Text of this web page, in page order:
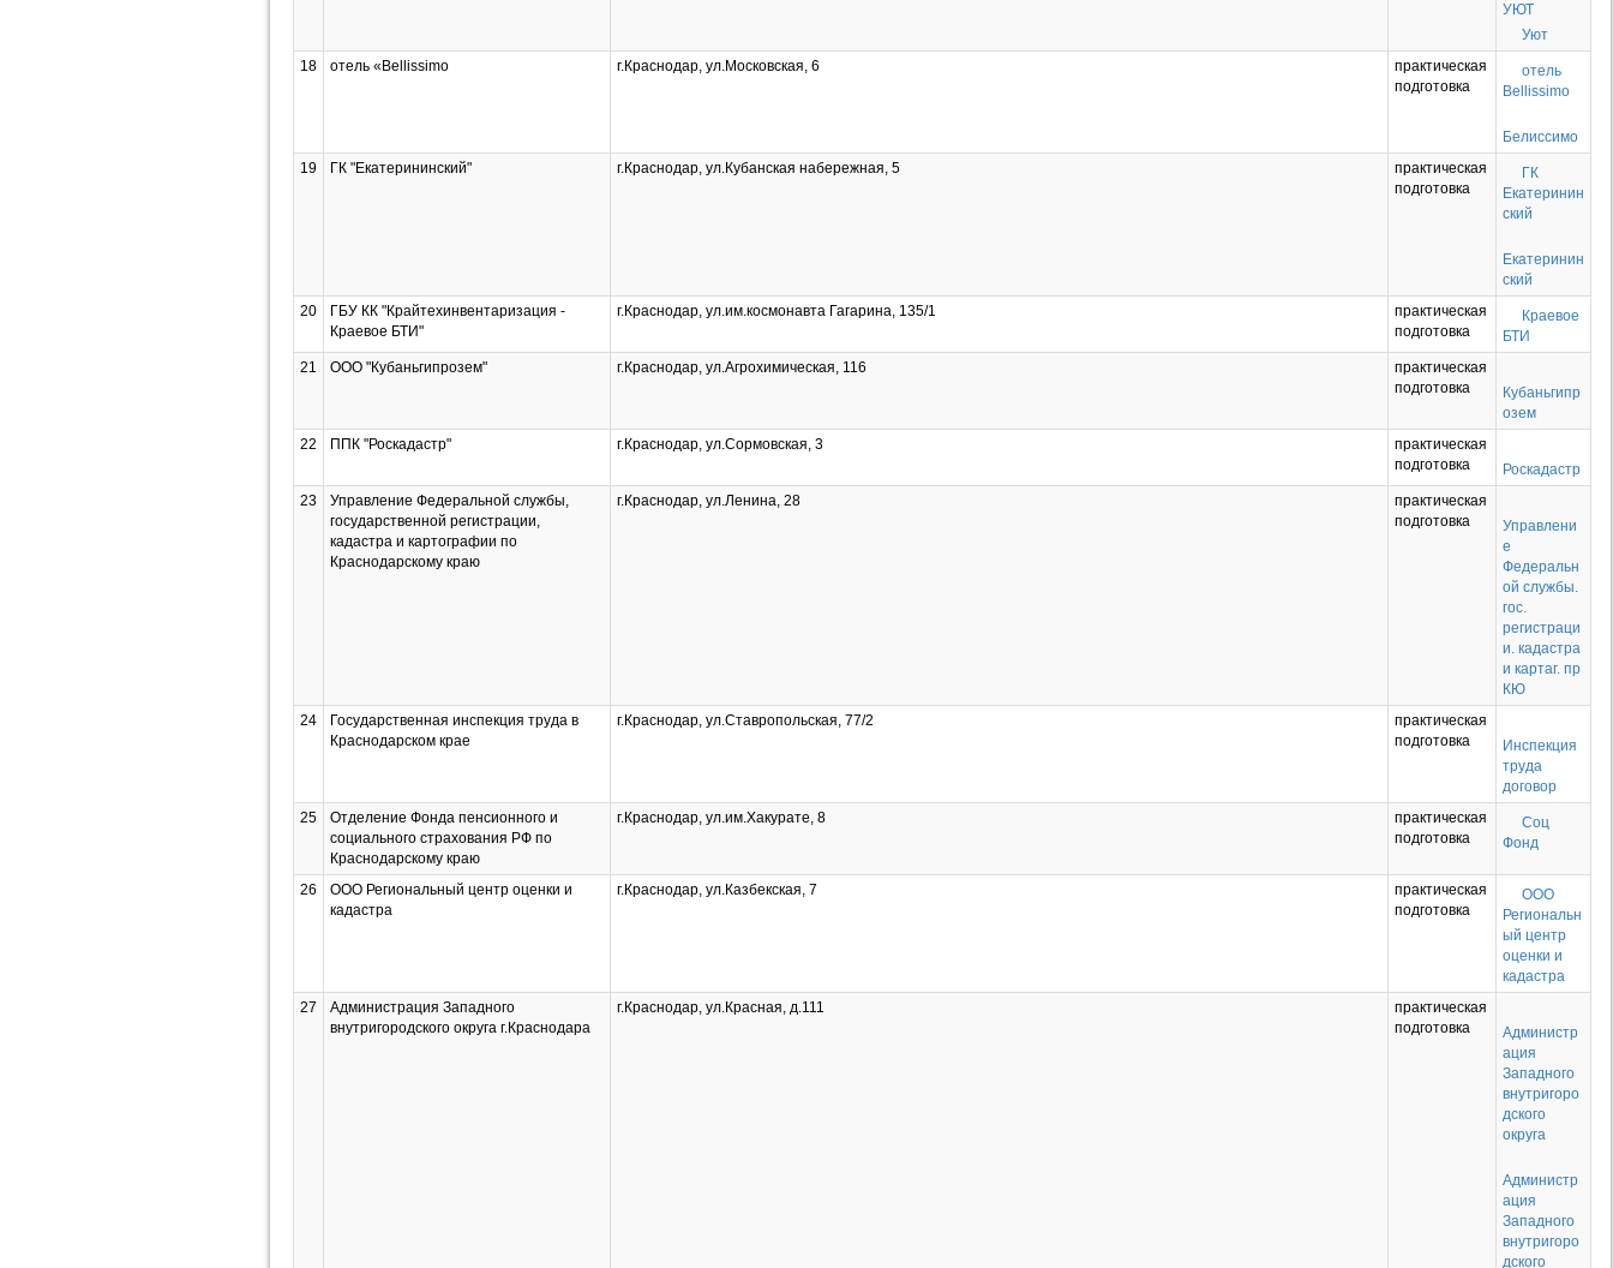
УЮТ
Уют
18
отель «Bellissimo г.Краснодар, ул.Московская, 6
практическая
подготовка
отель
Bellissimo
Белиссимо
19
ГК "Екатерининский" г.Краснодар, ул.Кубанская набережная, 5
практическая
подготовка
ГК
Екатеринин
ский
Екатеринин
ский
20
ГБУ КК "Крайтехинвентаризация -
Краевое БТИ"
г.Краснодар, ул.им.космонавта Гагарина, 135/1
практическая
подготовка
Краевое
БТИ
21
ООО "Кубаньгипрозем" г.Краснодар, ул.Агрохимическая, 116
практическая
подготовка
Кубаньгипр
озем
22
ППК "Роскадастр" г.Краснодар, ул.Сормовская, 3
практическая
подготовка
Роскадастр
23
Управление Федеральной службы,
государственной регистрации,
кадастра и картографии по
Краснодарскому краю
г.Краснодар, ул.Ленина, 28
практическая
подготовка
Управлени
е
Федеральн
ой службы.
гос.
регистраци
и. кадастра
и картаг. пр
КЮ
24
Государственная инспекция труда в
Краснодарском крае
г.Краснодар, ул.Ставропольская, 77/2
практическая
подготовка
Инспекция
труда
договор
25
Отделение Фонда пенсионного и
социального страхования РФ по
Краснодарскому краю
г.Краснодар, ул.им.Хакурате, 8
практическая
подготовка
Соц
Фонд
26
ООО Региональный центр оценки и
кадастра
г.Краснодар, ул.Казбекская, 7
практическая
подготовка
ООО
Региональн
ый центр
оценки и
кадастра
27
Администрация Западного
внутригородского округа г.Краснодара
г.Краснодар, ул.Красная, д.111
практическая
подготовка
Администр
ация
Западного
внутригоро
дского
округа
Администр
ация
Западного
внутригоро
дского